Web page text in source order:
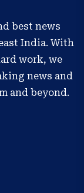
best news
India. With
work, we
news and
and beyond.